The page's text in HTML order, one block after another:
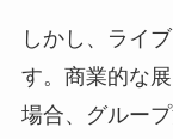
しかし、ライ
す。商業的な
場合、グルー